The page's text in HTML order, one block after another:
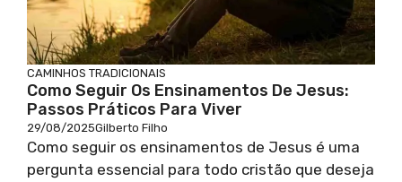
CAMINHOS TRADICIONAIS
Como Seguir Os Ensinamentos De Jesus:
Passos Práticos Para Viver
29/08/2025Gilberto Filho
Como seguir os ensinamentos de Jesus é uma
pergunta essencial para todo cristão que deseja